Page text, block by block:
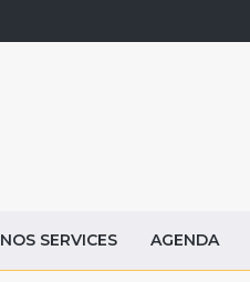
NOS SERVICES AGENDA